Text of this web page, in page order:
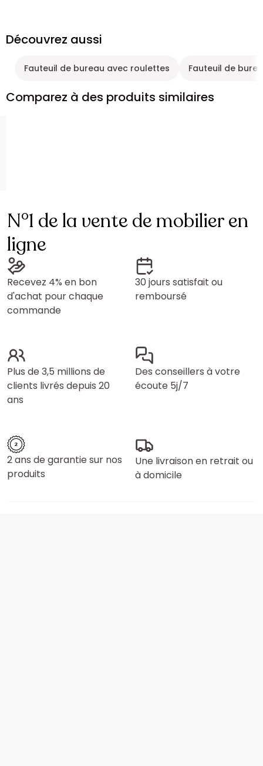
Découvrez aussi
Fauteuil de bureau avec roulettes Fauteuil de
Comparez à des produits similaires
N°1 de la vente de mobilier en
ligne
Recevez 4% en bon
d'achat pour chaque
commande
30 jours satisfait ou
remboursé
Plus de 3,5 millions de
clients livrés depuis 20
ans
Des conseillers à votre
écoute 5j/7
2 ans de garantie sur nos
produits
Une livraison en retrait ou
à domicile